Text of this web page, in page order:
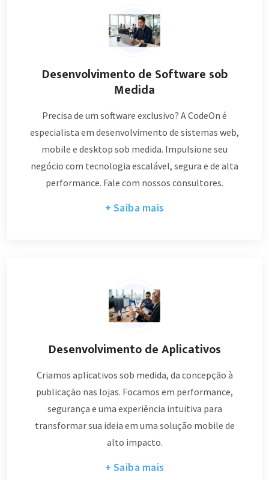
Desenvolvimento de Software sob
Medida
Precisa de um software exclusivo? A CodeOn é
especialista em desenvolvimento de sistemas web,
mobile e desktop sob medida. Impulsione seu
negócio com tecnologia escalável, segura e de alta
performance. Fale com nossos consultores.
+ Saiba mais
Desenvolvimento de Aplicativos
Criamos aplicativos sob medida, da concepção à
publicação nas lojas. Focamos em performance,
segurança e uma experiência intuitiva para
transformar sua ideia em uma solução mobile de
alto impacto.
+ Saiba mais